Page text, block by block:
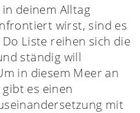
deinem Alltag
wirst, sind es
Liste reihen sich die
ständig will
in diesem Meer an
es einen
mit